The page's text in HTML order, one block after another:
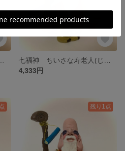
4,333円
残り1点